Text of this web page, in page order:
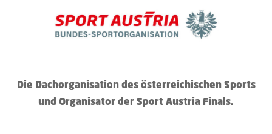
Die Dachorganisation des österreichischen Sports
und Organisator der Sport Austria Finals.